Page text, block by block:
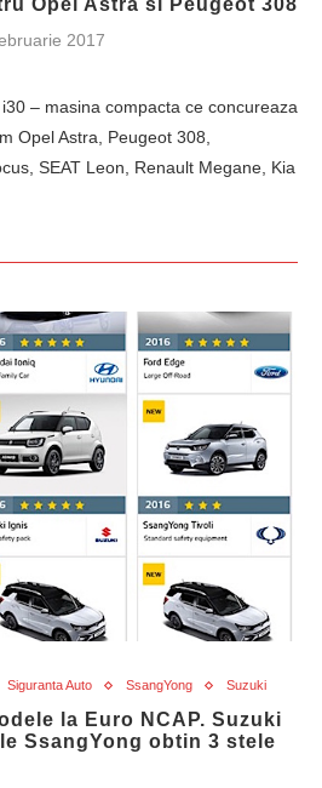
Opel Astra si Peugeot 308
2017
– masina compacta ce concureaza
Opel Astra, Peugeot 308,
SEAT Leon, Renault Megane, Kia
Siguranta Auto SsangYong Suzuki
la Euro NCAP. Suzuki
SsangYong obtin 3 stele